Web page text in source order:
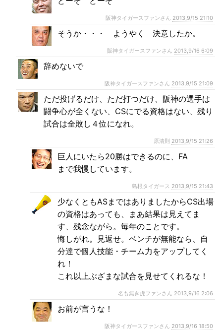
阪神タイガースファンさん 2013,9/15 21:10
そうか・・・ ようやく 決意したか。
阪神タイガースファンさん 2013,9/16 6:09
辞めないで
阪神タイガースファンさん 2013,9/15 21:09
ただ投げるだけ、ただ打つだけ、阪神の選手は
闘争心が全くない、CSにでる資格はない、残り
試合は全敗し４位になれ。
原清則 2013,9/15 21:26
巨人にいたら20勝はできるのに、FA
まで我慢しています。
島根タイガース 2013,9/15 21:43
少なくともASまではありましたからCS出場
の資格はあっても、まあ結果は見えてま
す、残念ながら。毎年のことです。
悔しがれ。見返せ。ベンチが無能なら、自
分達で個人技能・チーム力をアップしてく
れ！
これ以上ぶざまな試合を見せてくれるな！
名も無き虎ファンさん 2013,9/16 2:06
お前が言うな！
阪神タイガースファンさん 2013,9/16 18:50